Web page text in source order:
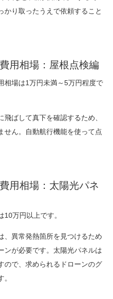
かり取ったうえで依頼すること
用相場：屋根点検編
相場は1万円未満～5万円程度で
ばして真下を確認するため、
せん。自動航行機能を使って点
用相場：太陽光パネ
万円以上です。
、異常発熱箇所を見つけるため
ンが必要です。太陽光パネルは
ので、求められるドローンのグ